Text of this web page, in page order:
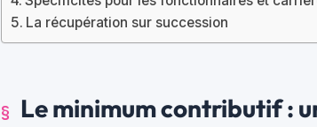
La récupération sur succession
Le minimum contributif :